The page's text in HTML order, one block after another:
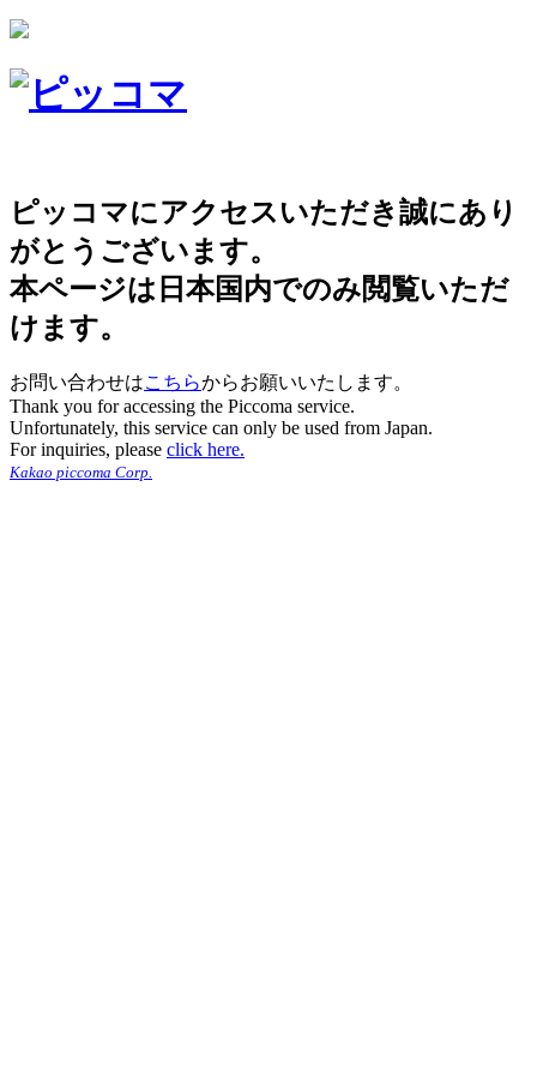
ピッコマにアクセスいただき誠にあり
がとうございます。
本ページは日本国内でのみ閲覧いただ
けます。
お問い合わせはこちらからお願いいたします。
Thank you for accessing the Piccoma service.
Unfortunately, this service can only be used from Japan.
For inquiries, please click here.
Kakao piccoma Corp.